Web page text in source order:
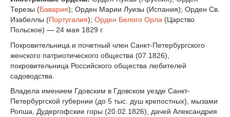
Терезы (Бавария); Орден Марии Луизы (Испания); Орден Св.
Изабеллы (Португалия); Орден Белого Орла (Царство
Польское) — 24 мая 1829 г.
Покровительница и почетный член Санкт-Петербургского
женского патриотического общества (07.1826),
покровительница Российского общества любителей
садоводства.
Владела имением Гдовским в Гдовском уезде Санкт-
Петербургской губернии (до 5 тыс. душ крепостных), мызами
Ропша, Дудергофские горы (20.02.1826), дачей Александрия